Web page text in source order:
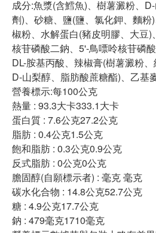
成分:魚漿(含鱈魚)、樹薯澱粉、
劑)、砂糖、鹽(鹽、氯化鉀、麵粉
椒粉、水解蛋白(豬皮明膠、大豆
核苷磷酸二鈉、5'-鳥嘌呤核苷磷酸
DL-胺基丙酸、辣椒膏(樹薯澱粉、
D-山梨醇、脂肪酸蔗糖酯)、乙基
營養標示:每100公克
熱量 : 93.3大卡333.1大卡
蛋白質 : 7.6公克27.2公克
脂肪 : 0.4公克1.5公克
飽和脂肪 : 0.3公克0.9公克
反式脂肪 : 0公克0公克
膽固醇(自願標示者) : 毫克 毫克
碳水化合物 : 14.8公克52.7公克
糖 : 4.9公克17.7公克
鈉 : 479毫克1710毫克